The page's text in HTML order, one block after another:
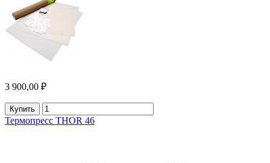
3 900,00 ₽
Купить
Термопресс THOR 46